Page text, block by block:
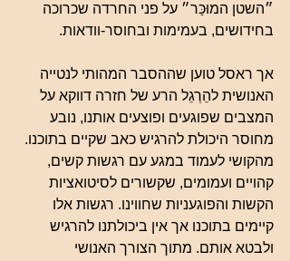
״השטן המוּכַּר״ על פני החרדה שכרוכה
בחידושים, בעמימות ובחוסר-וודאות.
אך ראסל טוען שההסבר המהותי לנטייה
האנושית להֵרְגֵל הרע של חזרה דווקא על
המצבים שפוגעים ופוצעים אותנו, נובע
מחוסר היכולת להרגיש כאב שקיים בתוכנו.
מהקושי לעמוד במגע עם רגשות קשים,
קהויים ועמומים, שקשורים לסיטואציות
הקשות והפוגעניות שחווינו. רגשות אלו
קיימים בתוכנו אך אין ביכולתנו להרגיש
ולבטא אותם. מתוך הצורך האנושי